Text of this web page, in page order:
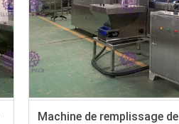
Machine de remplissage de